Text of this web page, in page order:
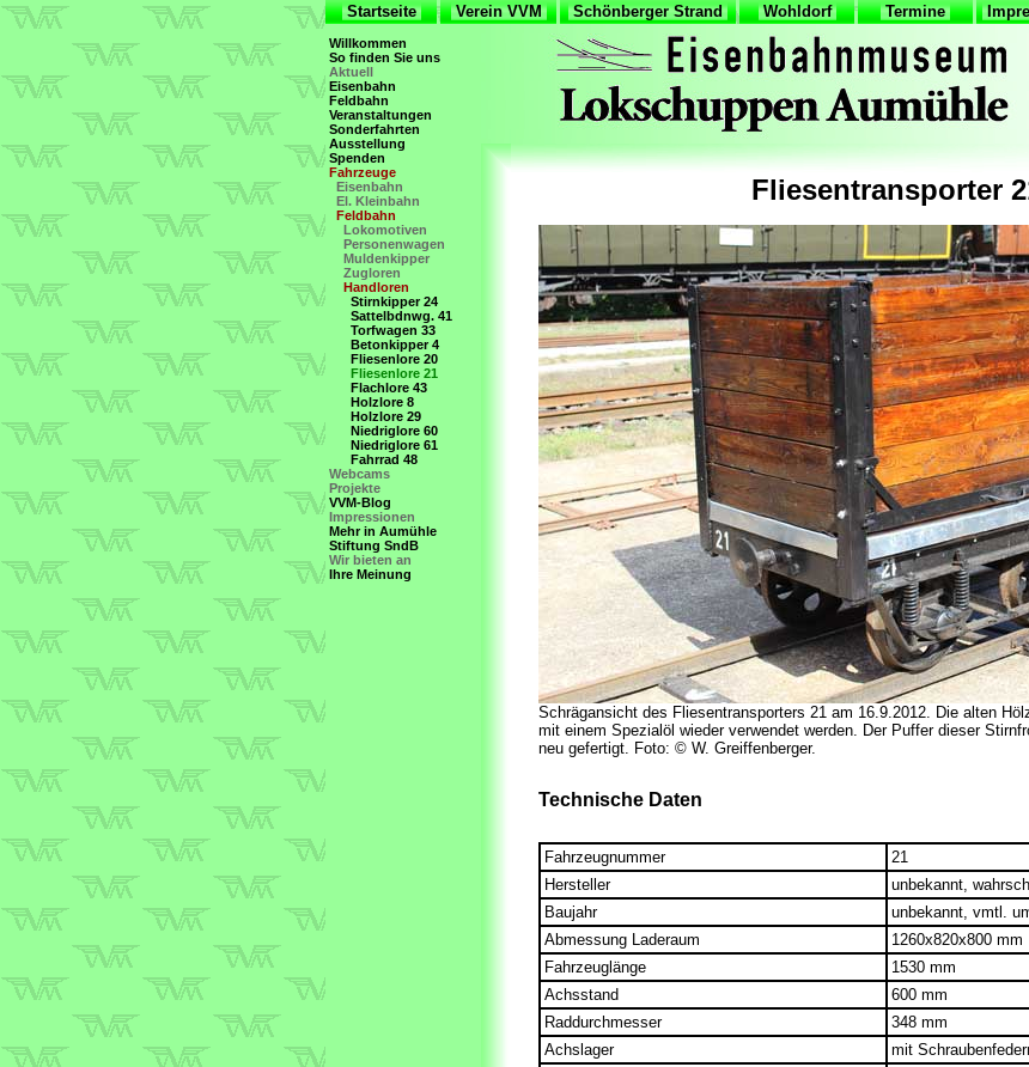
Startseite Verein VVM Schönberger Strand Wohldorf Termine
Willkommen
So finden Sie uns
Aktuell
Eisenbahn
Feldbahn
Veranstaltungen
Sonderfahrten
Ausstellung
Spenden
Fahrzeuge
Eisenbahn
El. Kleinbahn
Feldbahn
Lokomotiven
Personenwagen
Muldenkipper
Zugloren
Handloren
Stirnkipper 24
Sattelbdnwg. 41
Torfwagen 33
Betonkipper 4
Fliesenlore 20
Fliesenlore 21
Flachlore 43
Holzlore 8
Holzlore 29
Niedriglore 60
Niedriglore 61
Fahrrad 48
Webcams
Projekte
VVM-Blog
Impressionen
Mehr in Aumühle
Stiftung SndB
Wir bieten an
Ihre Meinung
Fliesentransporter
Schrägansicht des Fliesentransporters 21 am 16.9.2012. Die alten
mit einem Spezialöl wieder verwendet werden. Der Puffer dieser
neu gefertigt. Foto: © W. Greiffenberger.
Technische Daten
Fahrzeugnummer
21
Hersteller
unbekannt,
Baujahr
unbekannt, vmtl.
Abmessung Laderaum
1260x820x800 mm
Fahrzeuglänge
1530 mm
Achsstand
600 mm
Raddurchmesser
348 mm
Achslager
mit